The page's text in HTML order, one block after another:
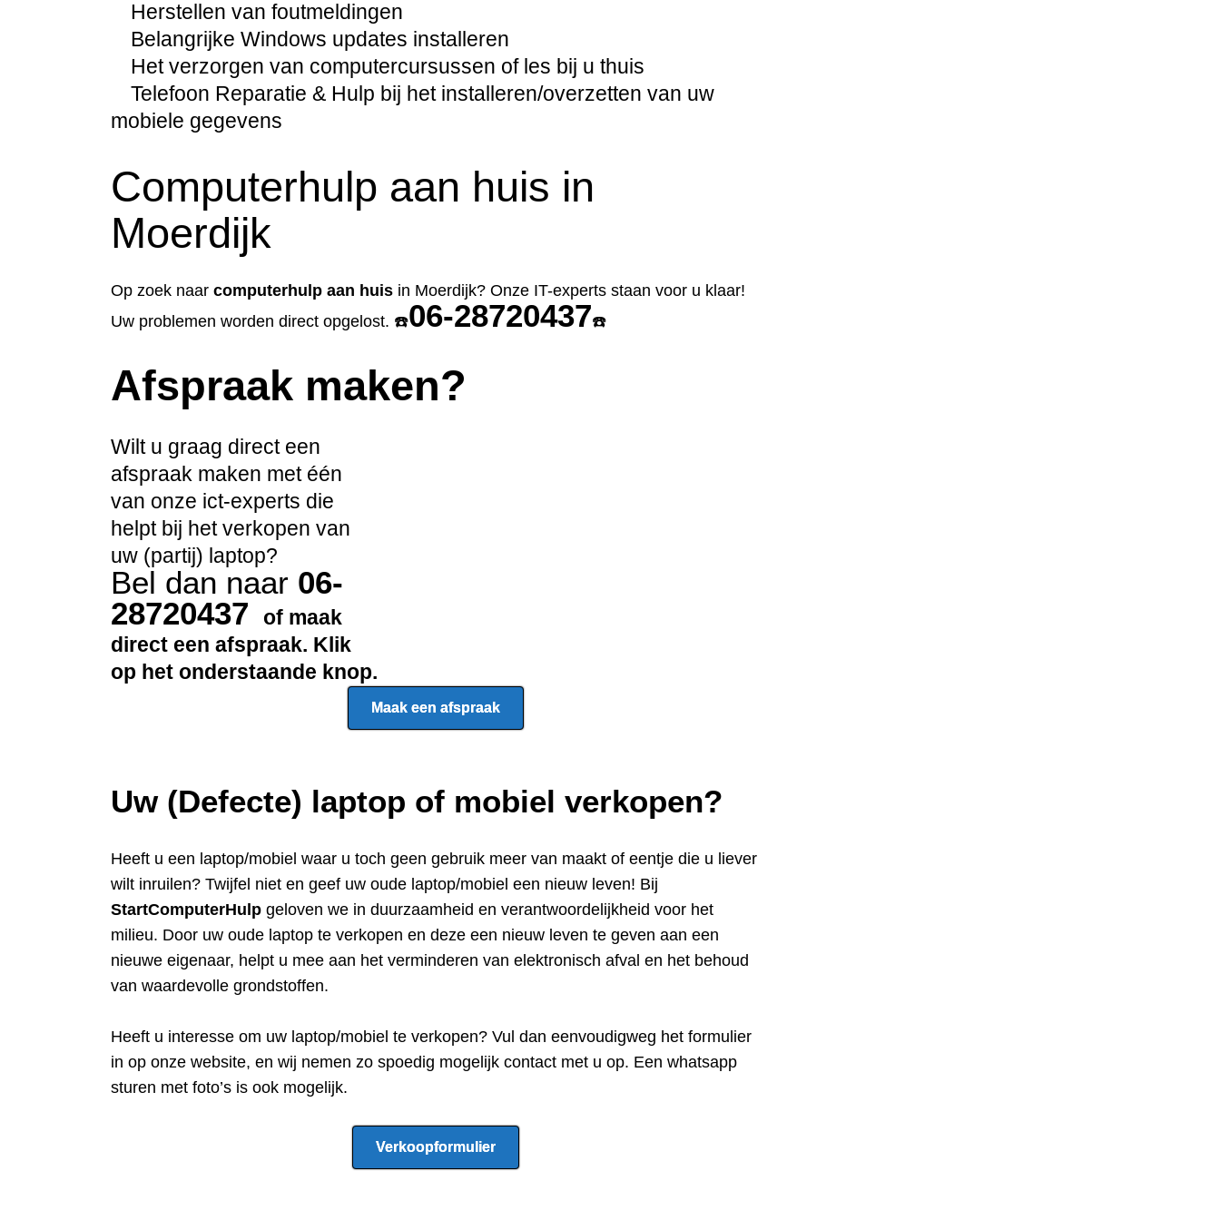
Herstellen van foutmeldingen
Belangrijke Windows updates installeren
Het verzorgen van computercursussen of les bij u thuis
Telefoon Reparatie & Hulp bij het installeren/overzetten van uw
mobiele gegevens
Computerhulp aan huis in
Moerdijk
Op zoek naar computerhulp aan huis in Moerdijk? Onze IT-experts staan voor u klaar!
Uw problemen worden direct opgelost. ☎️06-28720437☎️
Afspraak maken?
Wilt u graag direct een
afspraak maken met één
van onze ict-experts die
helpt bij het verkopen van
uw (partij) laptop?
Bel dan naar 06-
28720437
of maak
direct een afspraak. Klik
op het onderstaande knop.
Maak een afspraak
Uw (Defecte) laptop of mobiel verkopen?
Heeft u een laptop/mobiel waar u toch geen gebruik meer van maakt of eentje die u liever
wilt inruilen? Twijfel niet en geef uw oude laptop/mobiel een nieuw leven! Bij
StartComputerHulp geloven we in duurzaamheid en verantwoordelijkheid voor het
milieu. Door uw oude laptop te verkopen en deze een nieuw leven te geven aan een
nieuwe eigenaar, helpt u mee aan het verminderen van elektronisch afval en het behoud
van waardevolle grondstoffen.
Heeft u interesse om uw laptop/mobiel te verkopen? Vul dan eenvoudigweg het formulier
in op onze website, en wij nemen zo spoedig mogelijk contact met u op. Een whatsapp
sturen met foto’s is ook mogelijk.
Verkoopformulier